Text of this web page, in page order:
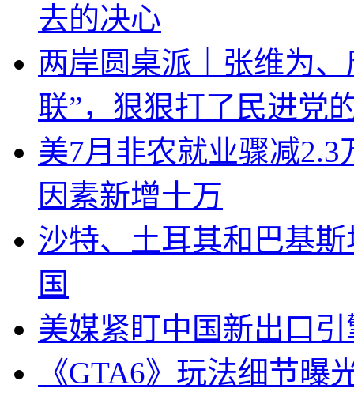
去的决心
两岸圆桌派｜张维为
联”，狠狠打了民进党
美7月非农就业骤减
因素新增十万
沙特、土耳其和巴基
国
美媒紧盯中国新出口
《GTA6》玩法细节